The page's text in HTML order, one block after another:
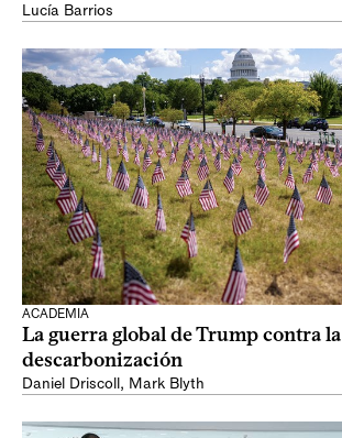
Lucía Barrios
ACADEMIA
La guerra global de Trump contra la
descarbonización
Daniel Driscoll, Mark Blyth